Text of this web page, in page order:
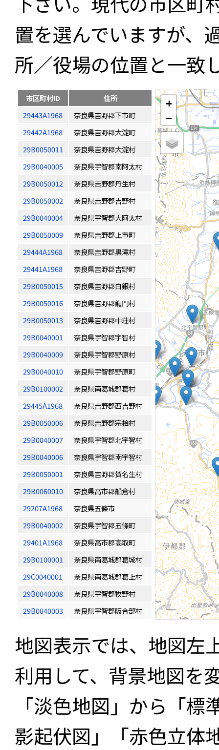
置を選んでいますが、
所／役場の位置と一致
市区町村ID
住所
29443A1968
奈良県吉野郡下市町
29442A1968
奈良県吉野郡大淀町
29B0050011
奈良県吉野郡大淀村
29B0040005
奈良県宇智郡南阿太村
29B0050012
奈良県吉野郡丹生村
29B0050002
奈良県吉野郡吉野村
29B0040004
奈良県宇智郡大阿太村
29B0050009
奈良県吉野郡上市町
29444A1968
奈良県吉野郡黒滝村
29441A1968
奈良県吉野郡吉野町
29B0050015
奈良県吉野郡白銀村
29B0050016
奈良県吉野郡龍門村
29B0050013
奈良県吉野郡中荘村
29B0040001
奈良県宇智郡宇智村
29B0040009
奈良県宇智郡野原村
29B0040010
奈良県宇智郡野原町
29B0100002
奈良県南葛城郡葛村
29445A1968
奈良県吉野郡西吉野村
29B0050006
奈良県吉野郡宗桧村
29B0040007
奈良県宇智郡北宇智村
29B0040006
奈良県宇智郡南宇智村
29B0050001
奈良県吉野郡賀名生村
29B0060010
奈良県高市郡船倉村
29207A1968
奈良県五條市
29B0040002
奈良県宇智郡五條町
29401A1968
奈良県高市郡高取町
29B0100001
奈良県南葛城郡葛城村
29C0040001
奈良県南葛城郡葛上村
29B0040008
奈良県宇智郡牧野村
29B0040003
奈良県宇智郡阪合部村
+
−
地図表示では、地図左
利用して、背景地図を
「淡色地図」から「
影起伏図」「赤色立体